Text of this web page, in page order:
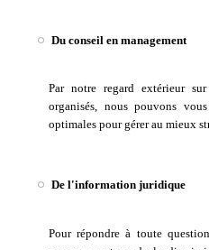
Du conseil en management
Par notre regard extérieur
organisés, nous pouvons
optimales pour gérer au mieux
De l'information juridique
Pour répondre à toute